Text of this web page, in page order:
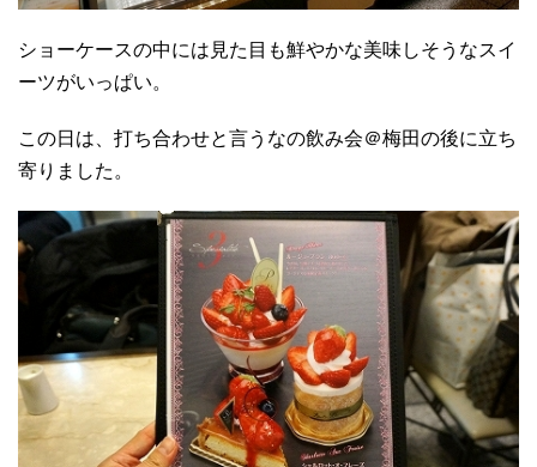
ショーケースの中には見た目も鮮やかな美味しそうなスイ
ーツがいっぱい。
この日は、打ち合わせと言うなの飲み会＠梅田の後に立ち
寄りました。